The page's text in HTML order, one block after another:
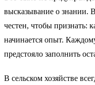
высказывание о знании.
честен, чтобы признать:
начинается опыт.
предстояло заполнить
В сельском хозяйстве